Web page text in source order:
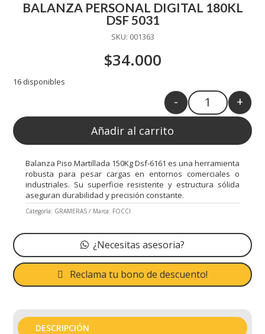
BALANZA PERSONAL DIGITAL 180KL
DSF 5031
SKU: 001363
$34.000
16 disponibles
Quantity
- +
Añadir al carrito
Balanza Piso Martillada 150Kg Dsf-6161 es una herramienta
robusta para pesar cargas en entornos comerciales o
industriales. Su superficie resistente y estructura sólida
aseguran durabilidad y precisión constante.
Categoría: GRAMERAS Marca: FOCCI
¿Necesitas asesoria?
Reclama tu bono de descuento!
DESCRIPCIÓN